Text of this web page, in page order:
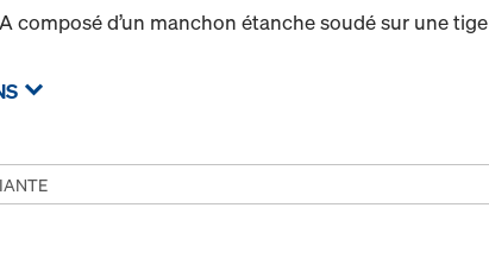
composé d’un manchon étanche soudé sur une tige